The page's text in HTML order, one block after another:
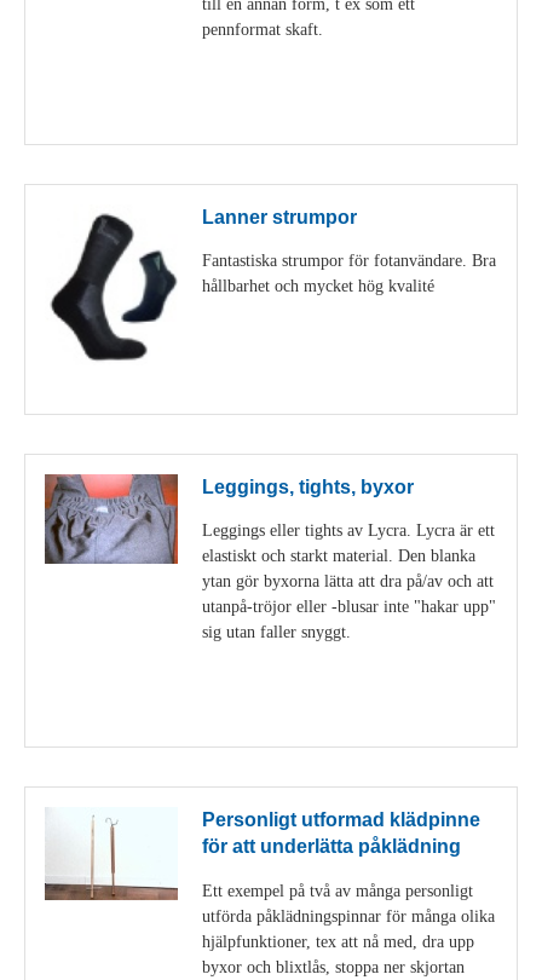
pennformat skaft.
Lanner strumpor
Fantastiska strumpor för fotanvändare. Bra
hållbarhet och mycket hög kvalité
Leggings, tights, byxor
Leggings eller tights av Lycra. Lycra är ett
elastiskt och starkt material. Den blanka
ytan gör byxorna lätta att dra på/av och att
utanpå-tröjor eller -blusar inte "hakar upp"
sig utan faller snyggt.
Personligt utformad klädpinne
för att underlätta påklädning
Ett exempel på två av många personligt
utförda påklädningspinnar för många olika
hjälpfunktioner, tex att nå med, dra upp
byxor och blixtlås, stoppa ner skjortan